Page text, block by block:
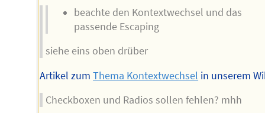
beachte den Kontextwechsel und das
passende Escaping
siehe eins oben drüber
Artikel zumThema Kontextwechsel in unserem
Checkboxen und Radios sollen fehlen? mhh